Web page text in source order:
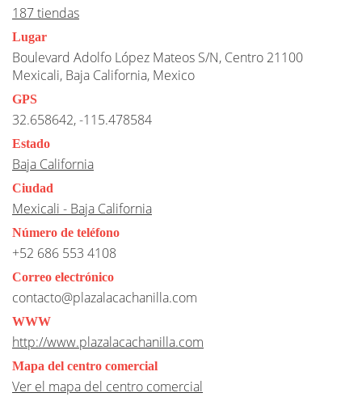
187 tiendas
Lugar
Boulevard Adolfo López Mateos S/N, Centro 21100
Mexicali, Baja California, Mexico
GPS
32.658642, -115.478584
Estado
Baja California
Ciudad
Mexicali - Baja California
Número de teléfono
+52 686 553 4108
Correo electrónico
contacto@plazalacachanilla.com
WWW
http://www.plazalacachanilla.com
Mapa del centro comercial
Ver el mapa del centro comercial